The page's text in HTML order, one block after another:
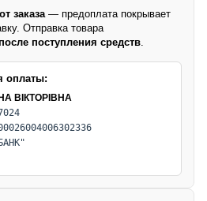
заказа — предоплата покрывает
Отправка товара
поступления средств
оплаты:
ВІКТОРІВНА